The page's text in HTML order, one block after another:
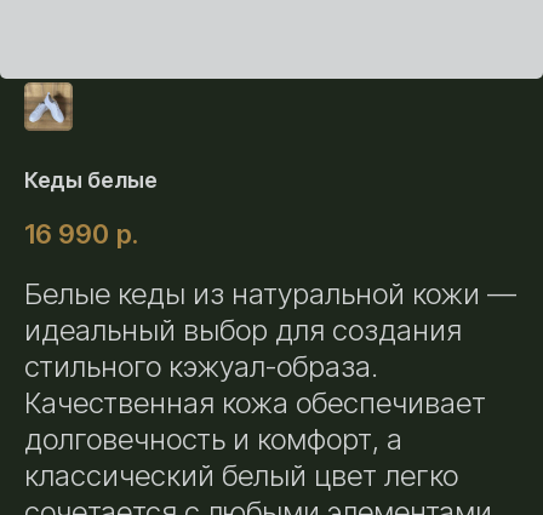
Кеды белые
16 990 р.
Белые кеды из натуральной кожи —
идеальный выбор для создания
стильного кэжуал-образа.
Качественная кожа обеспечивает
долговечность и комфорт, а
классический белый цвет легко